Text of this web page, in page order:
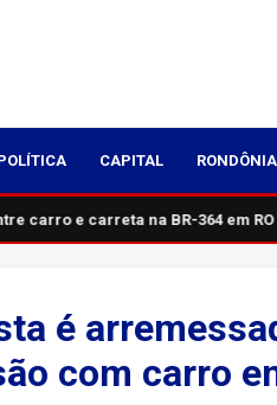
CAPITAL RONDÔNIA
carro e carreta na BR-364 em RO
é
com carro